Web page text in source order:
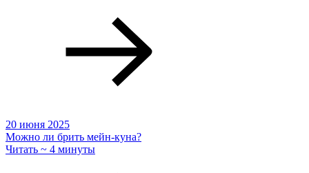
20 июня 2025
Можно ли брить мейн-куна?
Читать ~ 4 минуты